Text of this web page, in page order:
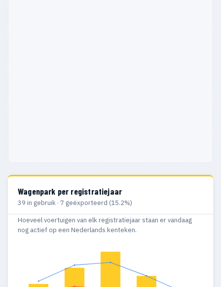
Wagenpark per registratiejaar
39 in gebruik · 7 geëxporteerd (15.2%)
Hoeveel voertuigen van elk registratiejaar staan er vandaag
nog actief op een Nederlands kenteken.